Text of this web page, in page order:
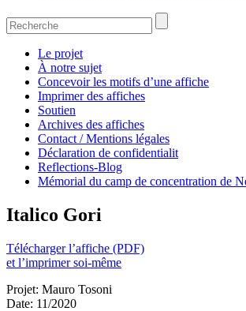
Le projet
À notre sujet
Concevoir les motifs d’une affiche
Imprimer des affiches
Soutien
Archives des affiches
Contact / Mentions légales
Déclaration de confidentialit
Reflections-Blog
Mémorial du camp de concentration de
Italico Gori
Télécharger l’affiche (PDF)
et l’imprimer soi-même
Projet: Mauro Tosoni
Date: 11/2020